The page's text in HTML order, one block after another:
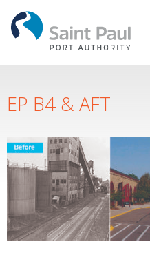
EP B4 & AFT